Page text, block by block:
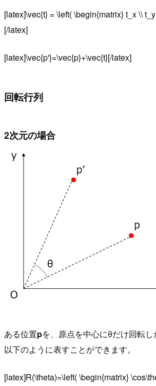
[latex]\vec{t} = \left( \begin{matrix} t_x \\
[/latex]
[latex]\vec{p'}=\vec{p}+\vec{t}[/latex]
回転行列
2次元の場合
ある位置pを、原点を中心にθだけ回転
以下のように表すことができます。
[latex]R(\theta)=\left( \begin{matrix}